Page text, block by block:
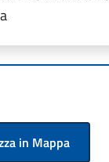
in Mappa